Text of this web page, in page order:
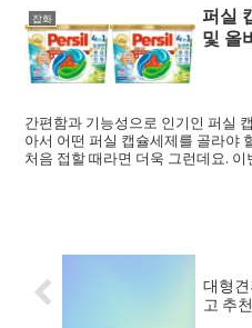
잡화
퍼실
및 올
간편함과 기능성으로 인기인 퍼실
아서 어떤 퍼실 캡슐세제를 골라야
처음 접할 때라면 더욱 그런데요.
대형
고 추